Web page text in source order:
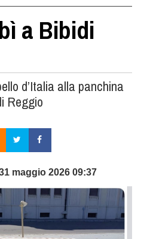
a Bibidi
d’Italia alla panchina
Reggio
maggio 2026 09:37